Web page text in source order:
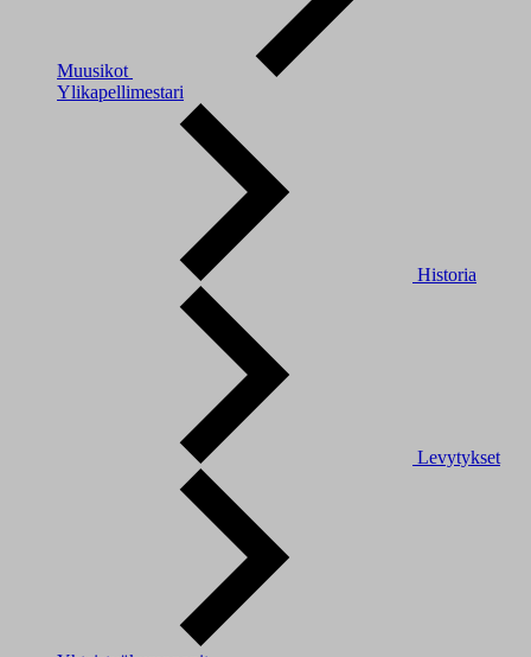
Muusikot
Ylikapellimestari
Historia
Levytykset